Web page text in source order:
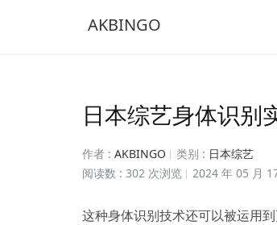
AKBINGO
日本综艺身体识别
作者 : AKBINGO 类别 : 日本综艺
阅读数 : 302 次浏览
2024 年 05 月
这种身体识别技术还可以被运用